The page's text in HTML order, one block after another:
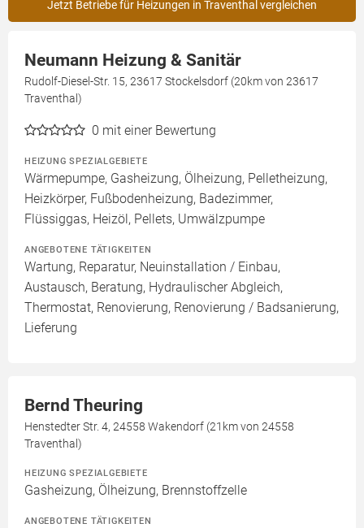
Jetzt Betriebe für Heizungen in Traventhal vergleichen
Neumann Heizung & Sanitär
Rudolf-Diesel-Str. 15, 23617 Stockelsdorf (20km von 23617
Traventhal)
0 mit einer Bewertung
HEIZUNG SPEZIALGEBIETE
Wärmepumpe, Gasheizung, Ölheizung, Pelletheizung,
Heizkörper, Fußbodenheizung, Badezimmer,
Flüssiggas, Heizöl, Pellets, Umwälzpumpe
ANGEBOTENE TÄTIGKEITEN
Wartung, Reparatur, Neuinstallation / Einbau,
Austausch, Beratung, Hydraulischer Abgleich,
Thermostat, Renovierung, Renovierung / Badsanierung,
Lieferung
Bernd Theuring
Henstedter Str. 4, 24558 Wakendorf (21km von 24558
Traventhal)
HEIZUNG SPEZIALGEBIETE
Gasheizung, Ölheizung, Brennstoffzelle
ANGEBOTENE TÄTIGKEITEN